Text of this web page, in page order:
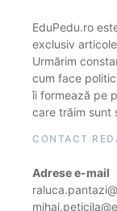
EduPedu.ro
exclusiv
Urmărim
cum face
îi formează pe
care trăim sunt
CONTACT
Adrese e-mail